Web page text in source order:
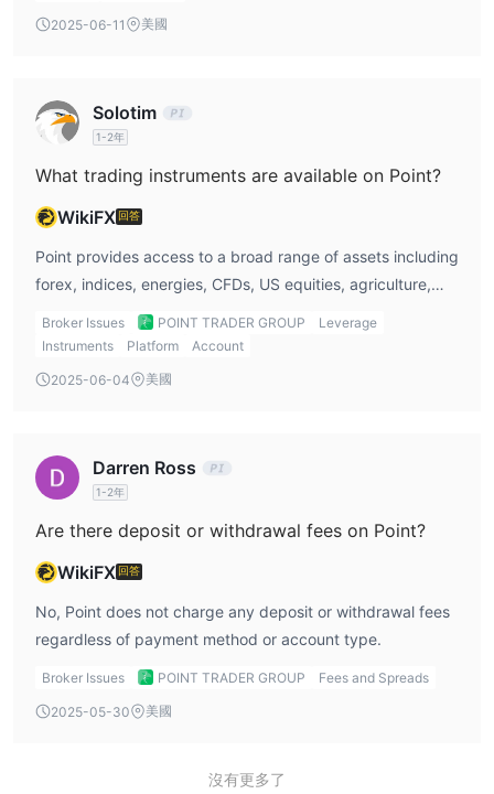
2025-06-11 美國
Solotim
1-2年
What trading instruments are available on Point?
WikiFX 回答
Point provides access to a broad range of assets including
forex, indices, energies, CFDs, US equities, agriculture,
precious metals, and cryptocurrencies. However, it does
not support stocks, ETFs, bonds, or mutual funds.
Broker Issues POINT TRADER GROUP
Leverage
Instruments
Platform Account
2025-06-04 美國
Darren Ross
1-2年
Are there deposit or withdrawal fees on Point?
WikiFX 回答
No, Point does not charge any deposit or withdrawal fees
regardless of payment method or account type.
Broker Issues POINT TRADER GROUP Fees and Spreads
2025-05-30 美國
沒有更多了